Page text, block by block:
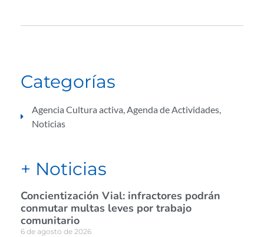
Categorías
Agencia Cultura activa,Agenda de Actividades,
Noticias
+ Noticias
Concientización Vial: infractores podrán
conmutar multas leves por trabajo
comunitario
6 de agosto de 2026